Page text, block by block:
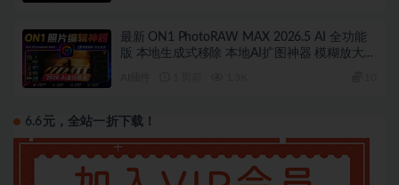
最新 ON1 PhotoRAW MAX 2026.5 AI 全功能
版 本地生成式移除 本地AI扩图神器 模糊放大！
6.6元，全站一折下载！